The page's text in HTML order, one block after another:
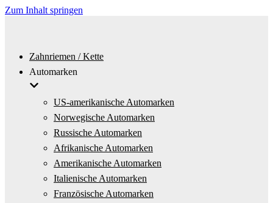
Zum Inhalt springen
Zahnriemen / Kette
Automarken
US-amerikanische Automarken
Norwegische Automarken
Russische Automarken
Afrikanische Automarken
Amerikanische Automarken
Italienische Automarken
Französische Automarken